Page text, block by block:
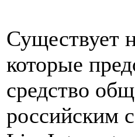
Существует
которые
средство
российским